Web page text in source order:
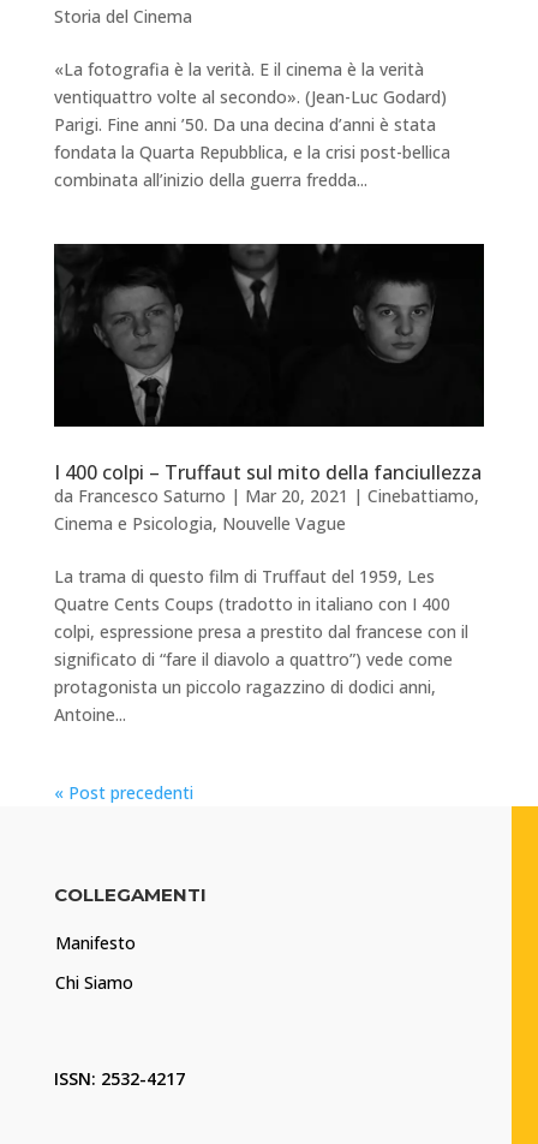
Storia del Cinema
«La fotografia è la verità. E il cinema è la verità
ventiquattro volte al secondo». (Jean-Luc Godard)
Parigi. Fine anni ’50. Da una decina d’anni è stata
fondata la Quarta Repubblica, e la crisi post-bellica
combinata all’inizio della guerra fredda...
I 400 colpi – Truffaut sul mito della fanciullezza
da Francesco Saturno | Mar 20, 2021 | Cinebattiamo,
Cinema e Psicologia, Nouvelle Vague
La trama di questo film di Truffaut del 1959, Les
Quatre Cents Coups (tradotto in italiano con I 400
colpi, espressione presa a prestito dal francese con il
significato di “fare il diavolo a quattro”) vede come
protagonista un piccolo ragazzino di dodici anni,
Antoine...
« Post precedenti
COLLEGAMENTI
Manifesto
Chi Siamo
ISSN: 2532-4217